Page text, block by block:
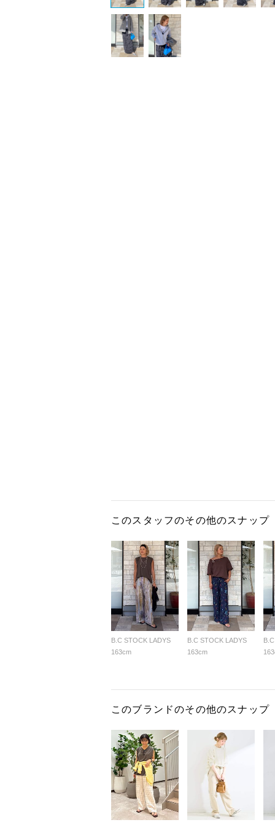
このスタッフのその他のスナップ
B.C STOCK LADYS
163cm
B.C STOCK LADYS
163cm
このブランドのその他のスナップ